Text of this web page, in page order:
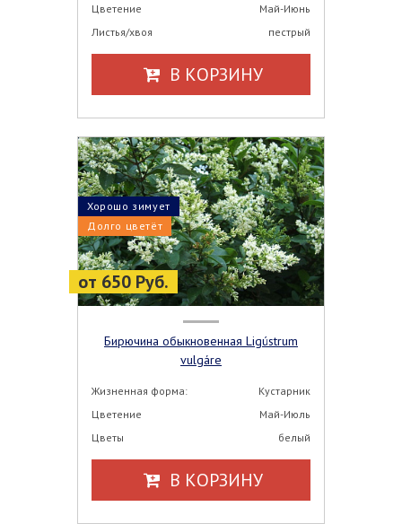
Цветение
Май-Июнь
Листья/хвоя
пестрый
В КОРЗИНУ
от 650 Руб.
Долго цветёт
Хорошо зимует
Бирючина обыкновенная Ligústrum
vulgáre
Жизненная форма:
Кустарник
Цветение
Май-Июль
Цветы
белый
В КОРЗИНУ